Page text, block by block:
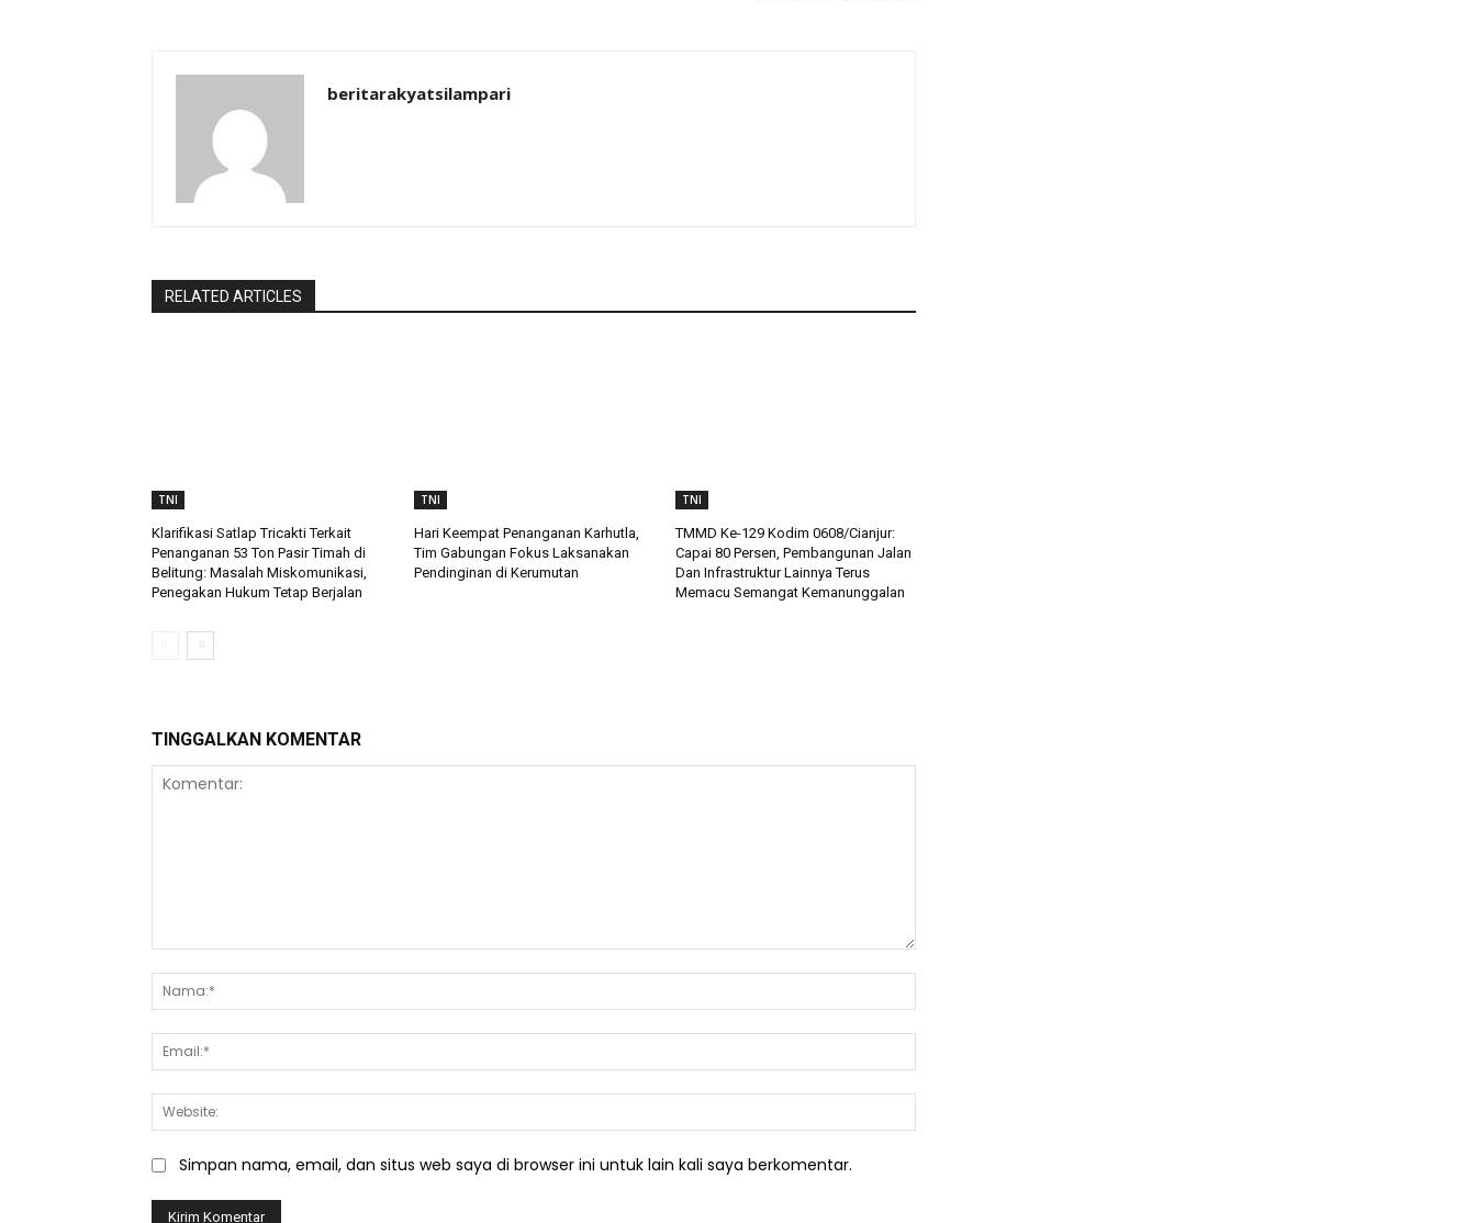
beritarakyatsilampari
RELATED ARTICLES
TNI
Klarifikasi Satlap Tricakti Terkait
Penanganan 53 Ton Pasir Timah di
Belitung: Masalah Miskomunikasi,
Penegakan Hukum Tetap Berjalan
TNI
Hari Keempat Penanganan Karhutla,
Tim Gabungan Fokus Laksanakan
Pendinginan di Kerumutan
TNI
TMMD Ke-129 Kodim 0608/Cianjur:
Capai 80 Persen, Pembangunan Jalan
Dan Infrastruktur Lainnya Terus
Memacu Semangat Kemanunggalan
TINGGALKAN KOMENTAR
Simpan nama, email, dan situs web saya di browser ini untuk lain kali saya berkomentar.